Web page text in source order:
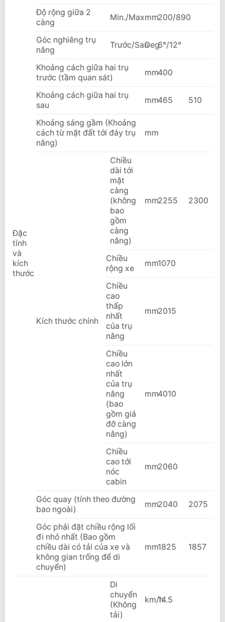
Đặc
tính
và
kích
thước
Độ rộng giữa 2
càng
Min./Max.mm200/890
Góc nghiêng trụ
nâng
Trước/SauDeg6°/12°
Khoảng cách giữa hai trụ
trước (tầm quan sát)
mm400
Khoảng cách giữa hai trụ
sau
mm465 510
Khoảng sáng gầm (Khoảng
cách từ mặt đất tới đáy trụ
nâng)
mm
Kích thước chính
Chiều
dài tới
mặt
càng
(không
bao
gồm
càng
nâng)
mm2255 2300
Chiều
rộng xe
mm1070
Chiều
cao
thấp
nhất
của trụ
nâng
mm2015
Chiều
cao lớn
nhất
của trụ
nâng
(bao
gồm giá
đỡ càng
nâng)
mm4010
Chiều
cao tới
nóc
cabin
mm2060
Góc quay (tính theo đường
bao ngoài)
mm2040 2075
Góc phải đặt chiều rộng lối
đi nhỏ nhất (Bao gồm
chiều dài có tải của xe và
không gian trống để di
chuyển)
mm1825 1857
Di
chuyển
(Không
tải)
km/h14.5